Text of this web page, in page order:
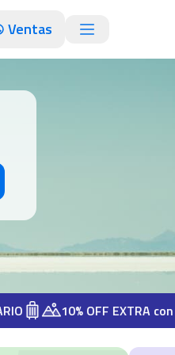
Ventas
10% OFF EXTRA con código